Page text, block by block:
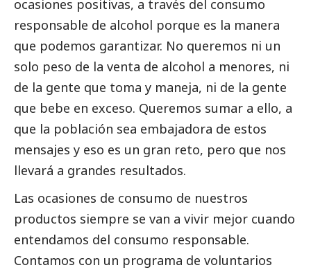
ocasiones positivas, a través del consumo
responsable de alcohol porque es la manera
que podemos garantizar. No queremos ni un
solo peso de la venta de alcohol a menores, ni
de la gente que toma y maneja, ni de la gente
que bebe en exceso. Queremos sumar a ello, a
que la población sea embajadora de estos
mensajes y eso es un gran reto, pero que nos
llevará a grandes resultados.
Las ocasiones de consumo de nuestros
productos siempre se van a vivir mejor cuando
entendamos del consumo responsable.
Contamos con un programa de voluntarios